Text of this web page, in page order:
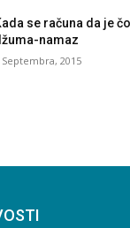
se računa da je
namaz
Septembra, 2015